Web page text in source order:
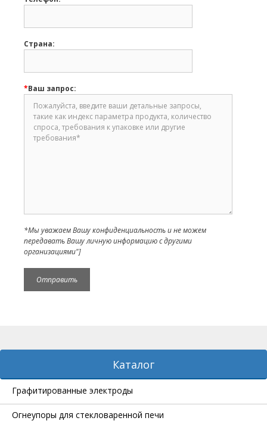
Страна:
*Ваш запрос:
*Мы уважаем Вашу конфиденциальность и не можем
передавать Вашу личную информацию с другими
организациями"]
Каталог
Графитированные электроды
Огнеупоры для стекловаренной печи